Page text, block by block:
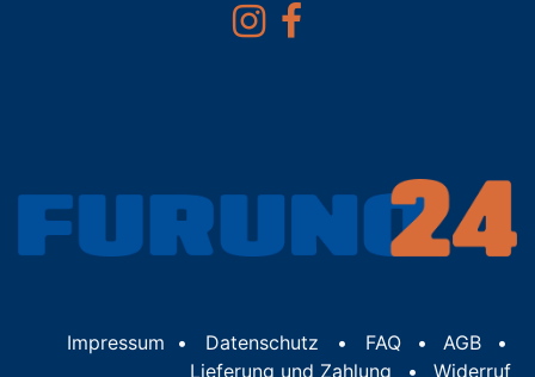
Impressum • Datenschutz • FAQ • AGB
•
Lieferung und Zahlung
• Widerruf